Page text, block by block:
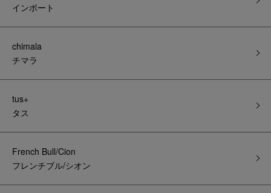
インポート
chimala
チマラ
tus+
タス
French Bull/Cion
フレンチブル/シオン